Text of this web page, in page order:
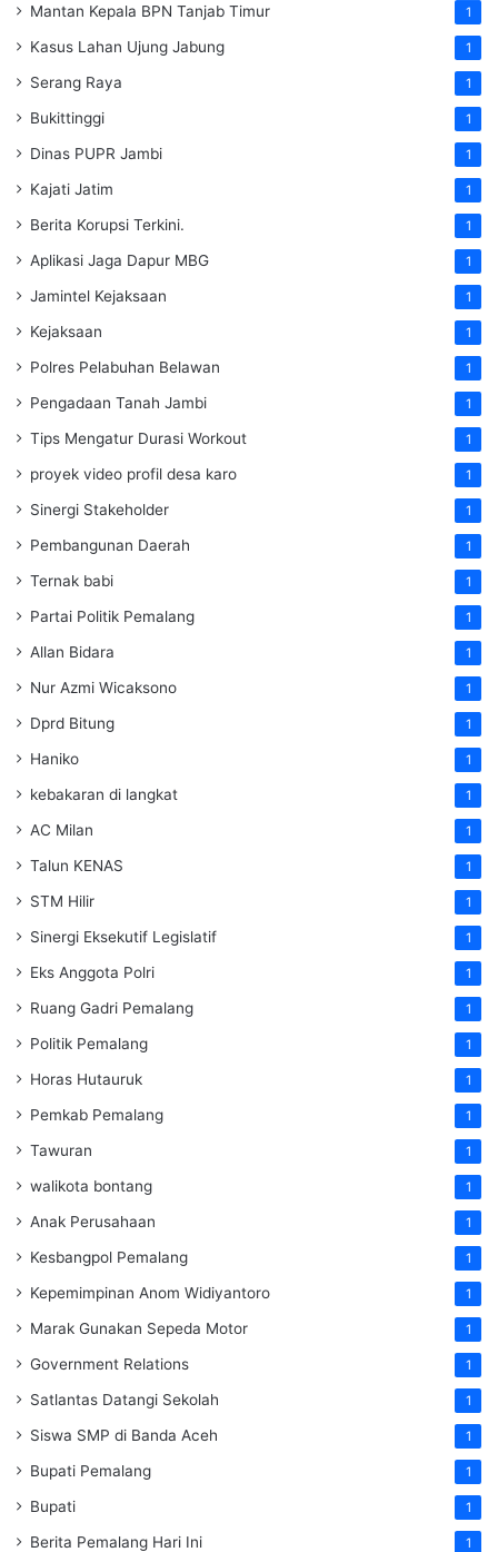
Mantan Kepala BPN Tanjab Timur 1
Kasus Lahan Ujung Jabung 1
Serang Raya 1
Bukittinggi 1
Dinas PUPR Jambi 1
Kajati Jatim 1
Berita Korupsi Terkini. 1
Aplikasi Jaga Dapur MBG 1
Jamintel Kejaksaan 1
Kejaksaan 1
Polres Pelabuhan Belawan 1
Pengadaan Tanah Jambi 1
Tips Mengatur Durasi Workout 1
proyek video profil desa karo 1
Sinergi Stakeholder 1
Pembangunan Daerah 1
Ternak babi 1
Partai Politik Pemalang 1
Allan Bidara 1
Nur Azmi Wicaksono 1
Dprd Bitung 1
Haniko 1
kebakaran di langkat 1
AC Milan 1
Talun KENAS 1
STM Hilir 1
Sinergi Eksekutif Legislatif 1
Eks Anggota Polri 1
Ruang Gadri Pemalang 1
Politik Pemalang 1
Horas Hutauruk 1
Pemkab Pemalang 1
Tawuran 1
walikota bontang 1
Anak Perusahaan 1
Kesbangpol Pemalang 1
Kepemimpinan Anom Widiyantoro 1
Marak Gunakan Sepeda Motor 1
Government Relations 1
Satlantas Datangi Sekolah 1
Siswa SMP di Banda Aceh 1
Bupati Pemalang 1
Bupati 1
Berita Pemalang Hari Ini 1